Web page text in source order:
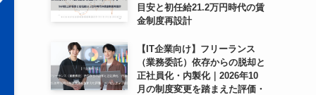
目安と初任給21.2万円時代の賃
金制度再設計
【IT企業向け】フリーランス
（業務委託）依存からの脱却と
正社員化・内製化｜2026年10
月の制度変更を踏まえた評価・